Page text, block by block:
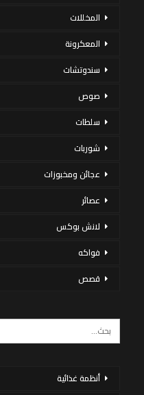
المخللات
المعكرونة
سندوتشات
صوص
سلطات
شوربات
عجائن ومخبوزات
عصائر
لانش بوكس
فواكه
قصص
أنظمة غذائية